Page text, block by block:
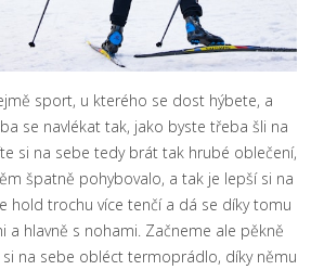
sport, u kterého se dost hýbete, a
se navlékat tak, jako byste třeba šli na
si na sebe tedy brát tak hrubé oblečení,
špatně pohybovalo, a tak je lepší si na
hold trochu více tenčí a dá se díky tomu
a hlavně s nohami. Začneme ale pěkně
na sebe obléct termoprádlo, díky němu